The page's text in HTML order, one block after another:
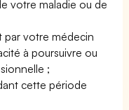
votre maladie ou de
par votre médecin
à poursuivre ou
;
cette période